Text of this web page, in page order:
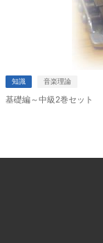
知識 音楽理論
基礎編～中級2巻セット